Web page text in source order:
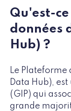
Qu'est-
données
Hub) ?
Le Plateforme
Data Hub),
(GIP) qui
grande